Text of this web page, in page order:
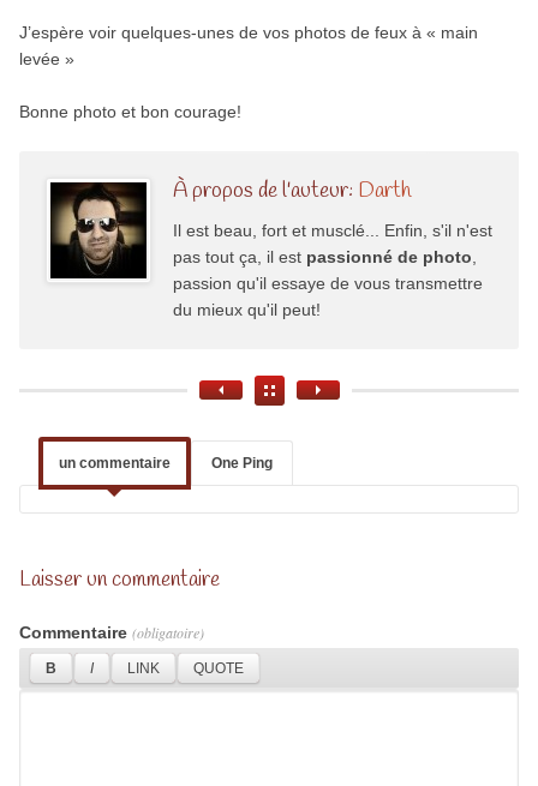
J’espère voir quelques-unes de vos photos de feux à « main
levée »
Bonne photo et bon courage!
À propos de l'auteur: Darth
Il est beau, fort et musclé... Enfin, s'il n'est
pas tout ça, il est passionné de photo,
passion qu'il essaye de vous transmettre
du mieux qu'il peut!
un commentaire One Ping
Laisser un commentaire
Commentaire (obligatoire)